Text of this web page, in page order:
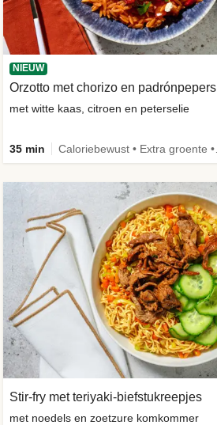
NIEUW
Orzotto met chorizo en padrónpepers
met witte kaas, citroen en peterselie
35 min
Stir-fry met teriyaki-biefstukreepjes
met noedels en zoetzure komkommer